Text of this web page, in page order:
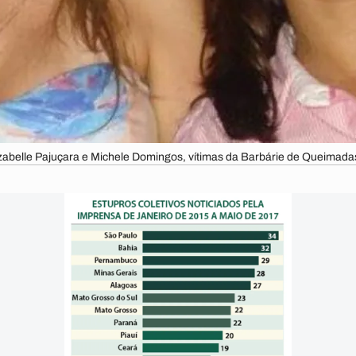
Pajuçara e Michele Domingos, vítimas da Barbárie de